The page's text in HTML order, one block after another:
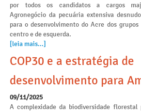
por todos os candidatos a cargos
Agronegócio da pecuária extensiva
para o desenvolvimento do Acre dos
centro e de esquerda.
[leia mais...]
COP30 e a estratégia de
desenvolvimento para
09/11/2025
A complexidade da biodiversidade florestal